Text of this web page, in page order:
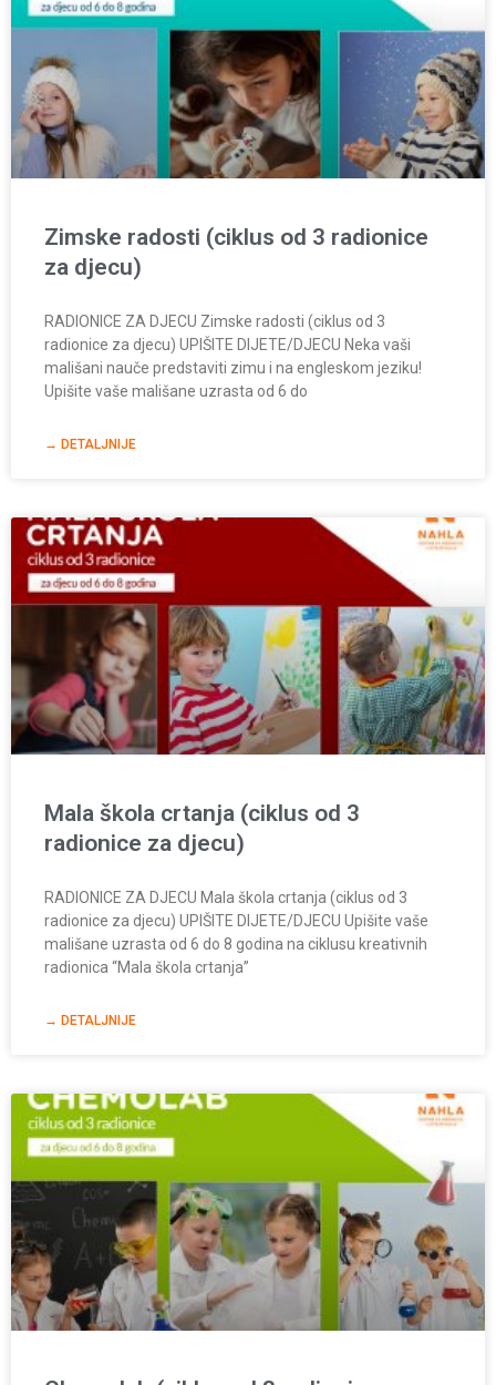
Zimske radosti (ciklus od 3 radionice
za djecu)
RADIONICE ZA DJECU Zimske radosti (ciklus od 3
radionice za djecu) UPIŠITE DIJETE/DJECU Neka vaši
mališani nauče predstaviti zimu i na engleskom jeziku!
Upišite vaše mališane uzrasta od 6 do
→ DETALJNIJE
Mala škola crtanja (ciklus od 3
radionice za djecu)
RADIONICE ZA DJECU Mala škola crtanja (ciklus od 3
radionice za djecu) UPIŠITE DIJETE/DJECU Upišite vaše
mališane uzrasta od 6 do 8 godina na ciklusu kreativnih
radionica “Mala škola crtanja”
→ DETALJNIJE